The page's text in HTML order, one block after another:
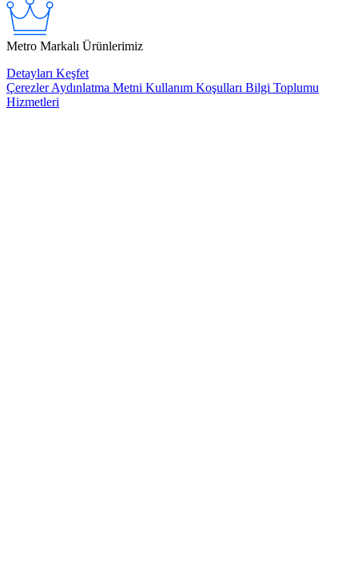
Metro Markalı Ürünlerimiz
Detayları Keşfet
ÇerezlerAydınlatma Metni Kullanım Koşulları Bilgi Toplumu
Hizmetleri